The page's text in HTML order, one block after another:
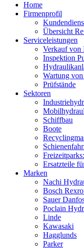
Home
Firmenprofil
Übersicht
Serviceleistungen
Verkauf von
Inspektion
Wartung
Prüfstände
Sektoren
Schiffbau
Boote
Ersatzteile
Marken
Nachi
Bosch
Sauer
Poclain
Linde
Kawasaki
Hagglunds
Parker